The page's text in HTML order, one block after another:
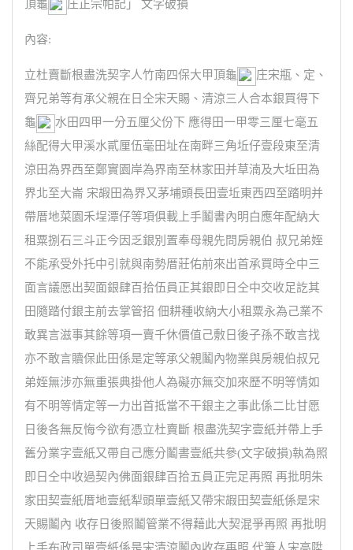
頂龜
庄正宗帕記」 文字破損
內容:
立杜賣斷根盡洗契字人竹南四保大甲頂龜
庄宋瓶、定、
齊兄弟等有承父親在日仝宋天賜、清涼三人合本銀買得下
龜
水田四甲一分五厘父份下 應得田一甲零三厘七毫五
絲配得大甲溪水貳厘伍毫田址在南畔三角坵仔壹段東至清
涼田為界西至鄭實園岸為界南至林家田并草湳及大坵田為
界北至大崙 宋嘏田為界又茅埔頭長田壹坵東西四至踏明并
帶厝地菜園禾埕潭仔等項俱載上手鬮書內明白應年配納大
租粟捌石三斗正今因乏銀別置奉母親先問房親伯 叔兄弟姪
不能承受外托中引就與南勢厝莊佑前來出首承買時仝中三
面言議愿出契面銀肆百拾伍員正其銀即日仝中交收足訖其
田隨踏付銀主前去掌管招 佃耕種收納大小租粟永為己業不
敢異言滋事其餘等項一賣千休價值己敷日後子孫不敢言找
亦不敢言贖保此田係是定等承父親鬮內物業與房親伯叔兄
弟姪無涉亦無重張典掛他人為礙亦無交加來歷不明等情如
有不明等情定等一力出首抵當不干銀主之事此係二比甘愿
日後各無反悔今欲有憑立杜賣斷 根盡洗契字壹紙并帶上手
舊分業字壹紙又帶自己應分鬮書壹紙共參(文字破損)執為照
即日仝中收過契內佛面銀肆百拾五員正完足再照 再批明朱
家田契壹紙厝地壹紙犁頭單壹紙又帶宋嘏田契壹紙係是宋
天賜鬮內 收存日後照鬮管業不得藉此大契混爭再照 再批明